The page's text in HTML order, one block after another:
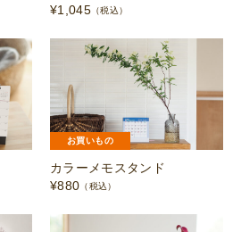
¥1,045 （税込）
お買いもの
カラーメモスタンド
¥880 （税込）